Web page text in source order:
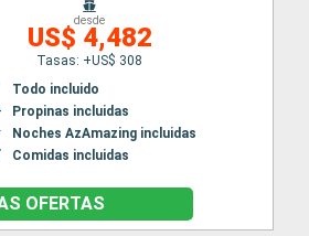
desde
US$ 4,482
Tasas: +US$ 308
Todo incluido
Propinas incluidas
Noches AzAmazing incluidas
Comidas incluidas
OFERTAS